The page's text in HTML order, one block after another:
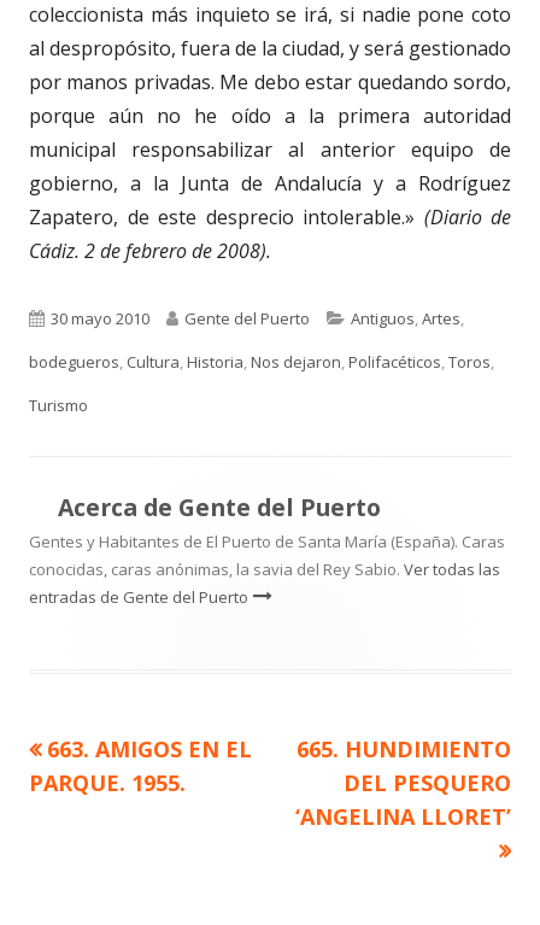
coleccionista más inquieto se irá, si nadie pone coto
al despropósito, fuera de la ciudad, y será gestionado
por manos privadas. Me debo estar quedando sordo,
porque aún no he oído a la primera autoridad
municipal responsabilizar al anterior equipo de
gobierno, a la Junta de Andalucía y a Rodríguez
Zapatero, de este desprecio intolerable.» (Diario de
Cádiz. 2 de febrero de 2008).
Publicado
el
30 mayo 2010 Autor
Gente del Puerto Categorías
Antiguos,Artes,
bodegueros, Cultura,Historia,Nos dejaron,Polifacéticos,Toros,
Turismo
Acerca de Gente del Puerto
Gentes y Habitantes de El Puerto de Santa María (España). Caras
conocidas, caras anónimas, la savia del Rey Sabio. Ver todas las
entradas de Gente del Puerto
Navegación
Artículo
anterior
663. AMIGOS EN EL
PARQUE. 1955.
Artículo
siguiente
665. HUNDIMIENTO
DEL PESQUERO
‘ANGELINA LLORET’